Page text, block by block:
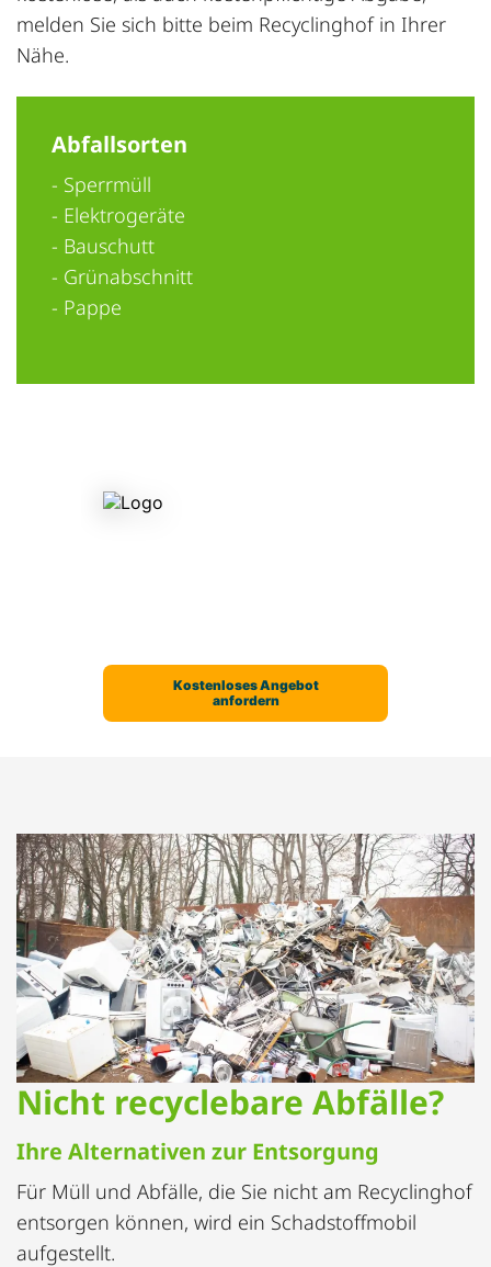
melden Sie sich bitte beim Recyclinghof in Ihrer
Nähe.
Abfallsorten
- Sperrmüll
- Elektrogeräte
- Bauschutt
- Grünabschnitt
- Pappe
Nicht recyclebare Abfälle?
Ihre Alternativen zur Entsorgung
Für Müll und Abfälle, die Sie nicht am Recyclinghof
entsorgen können, wird ein Schadstoffmobil
aufgestellt.